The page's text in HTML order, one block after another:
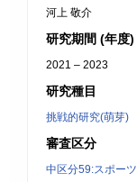
河上 敬介
研究期間 (年度)
2021 – 2023
研究種目
挑戦的研究(萌芽)
審査区分
中区分59:スポー